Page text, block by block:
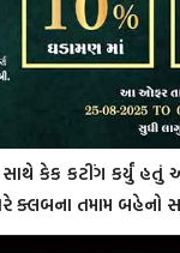
કેક કટીંગ કર્યું હતું
ક્લબના તમામ બહેનો